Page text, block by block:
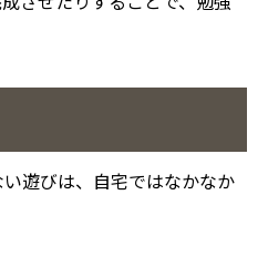
遊びは、自宅ではなかなか